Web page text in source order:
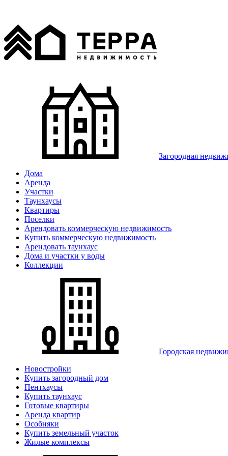
Загородная
Дома
Аренда
Участки
Таунхаусы
Квартиры
Поселки
Арендовать коммерческую недвижимость
Купить коммерческую недвижимость
Арендовать таунхаус
Дома и участки у воды
Коллекции
Городская
Новостройки
Купить загородный дом
Пентхаусы
Купить таунхаус
Готовые квартиры
Аренда квартир
Особняки
Купить земельный участок
Жилые комплексы